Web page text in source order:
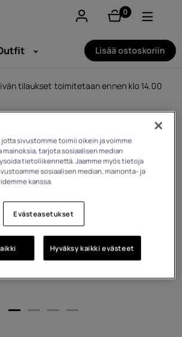
0
tuotteet
puhelimet
Lisää ostoskoriin
tilaukset toimitetaan ennen klo 14.00
sivustomme toimii oikein ja voimme
mainoksia, tarjota sosiaalisen median
tietoliikennettä. Jaamme myös tietoja
sosiaalisen median, mainonta- ja
kanssa.
Evästeasetukset
Hyväksy kaikki evästeet